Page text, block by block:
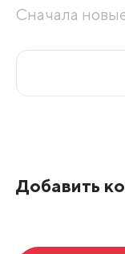
Сначала
Добавить